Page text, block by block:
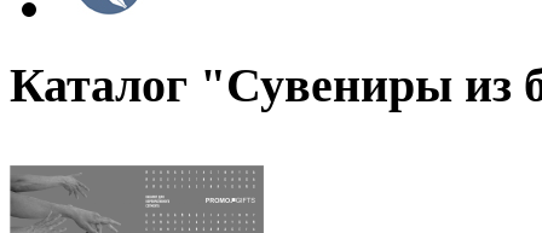
Каталог "Сувениры из